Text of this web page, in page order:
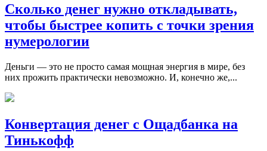
Сколько денег нужно откладывать,
чтобы быстрее копить с точки зрения
нумерологии
Деньги — это не просто самая мощная энергия в мире, без
них прожить практически невозможно. И, конечно же,...
Конвертация денег с Ощадбанка на
Тинькофф